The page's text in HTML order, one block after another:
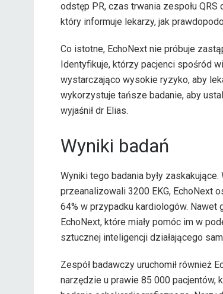
odstęp PR, czas trwania zespołu
który informuje lekarzy, jak
Co istotne, EchoNext nie próbuje
Identyfikuje, którzy pacjenci spośród
wystarczająco wysokie ryzyko, aby
wykorzystuje tańsze badanie, aby
wyjaśnił dr Elias.
Wyniki badań
Wyniki tego badania były
przeanalizowali 3200 EKG, EchoNext
64% w przypadku kardiologów.
EchoNext, które miały pomóc im w
sztucznej inteligencji działającego
Zespół badawczy uruchomił również
narzędzie u prawie 85 000 pacjentów,